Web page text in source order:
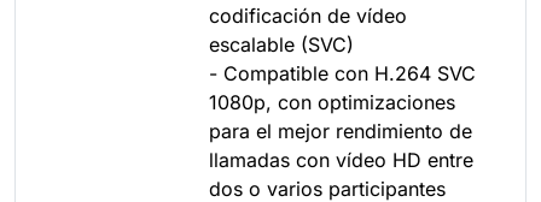
codificación de vídeo
escalable (SVC)
- Compatible con H.264 SVC
1080p, con optimizaciones
para el mejor rendimiento de
llamadas con vídeo HD entre
dos o varios participantes